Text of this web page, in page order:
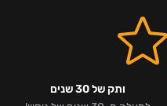
ותק של 30 שנים